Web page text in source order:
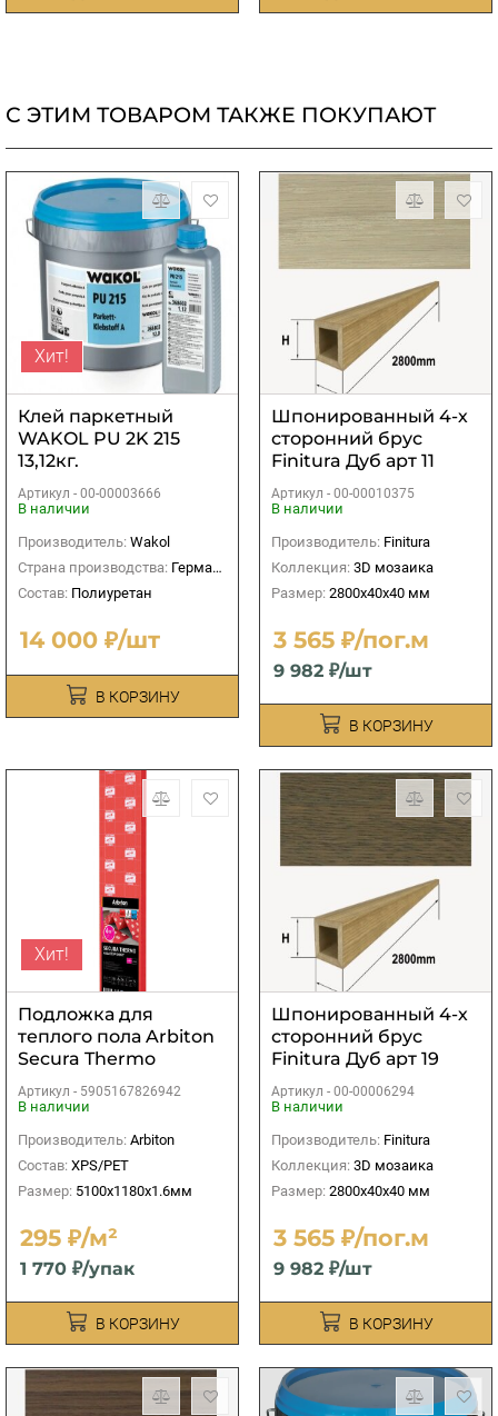
С ЭТИМ ТОВАРОМ ТАКЖЕ ПОКУПАЮТ
Хит!
Клей паркетный
WAKOL PU 2K 215
13,12кг.
Артикул - 00-00003666
В наличии
Производитель: Wakol
Страна производства: Германия
Состав: Полиуретан
14 000 ₽/шт
В КОРЗИНУ
Шпонированный 4-х
сторонний брус
Finitura Дуб арт 11
40х40х2800 мм
Артикул - 00-00010375
В наличии
Производитель: Finitura
Коллекция: 3D мозаика
Размер: 2800х40х40 мм
3 565 ₽/пог.м
9 982 ₽/шт
В КОРЗИНУ
Хит!
Подложка для
теплого пола Arbiton
Secura Thermo
Aquastop Smart 1,6мм
Артикул - 5905167826942
В наличии
Производитель: Arbiton
Состав: XPS/PET
Размер: 5100х1180х1.6мм
295 ₽/м²
1 770 ₽/упак
В КОРЗИНУ
Шпонированный 4-х
сторонний брус
Finitura Дуб арт 19
40х40х2800 мм
Артикул - 00-00006294
В наличии
Производитель: Finitura
Коллекция: 3D мозаика
Размер: 2800х40х40 мм
3 565 ₽/пог.м
9 982 ₽/шт
В КОРЗИНУ